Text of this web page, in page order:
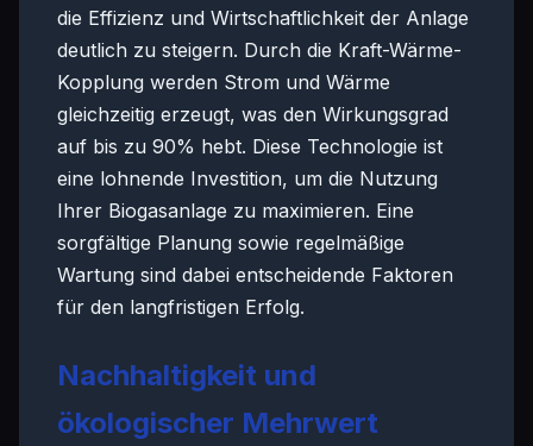
die Effizienz und Wirtschaftlichkeit der Anlage
deutlich zu steigern. Durch die Kraft-Wärme-
Kopplung werden Strom und Wärme
gleichzeitig erzeugt, was den Wirkungsgrad
auf bis zu 90% hebt. Diese Technologie ist
eine lohnende Investition, um die Nutzung
Ihrer Biogasanlage zu maximieren. Eine
sorgfältige Planung sowie regelmäßige
Wartung sind dabei entscheidende Faktoren
für den langfristigen Erfolg.
Nachhaltigkeit und
ökologischer Mehrwert